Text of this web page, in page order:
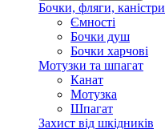
Бочки, фляги, каністри
Ємності
Бочки душ
Бочки харчові
Мотузки та шпагат
Канат
Мотузка
Шпагат
Захист від шкідників